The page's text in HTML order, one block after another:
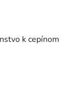
k cepínom